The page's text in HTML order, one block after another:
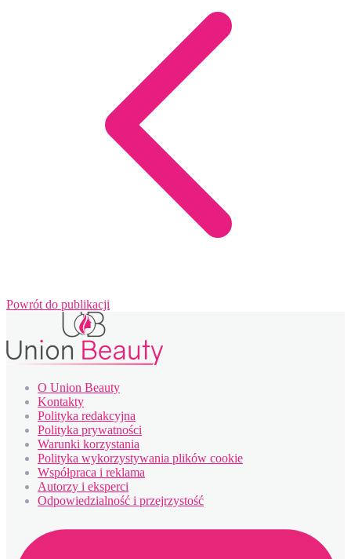
Powrót do publikacji
O Union Beauty
Kontakty
Polityka redakcyjna
Polityka prywatności
Warunki korzystania
Polityka wykorzystywania plików cookie
Współpraca i reklama
Autorzy i eksperci
Odpowiedzialność i przejrzystość